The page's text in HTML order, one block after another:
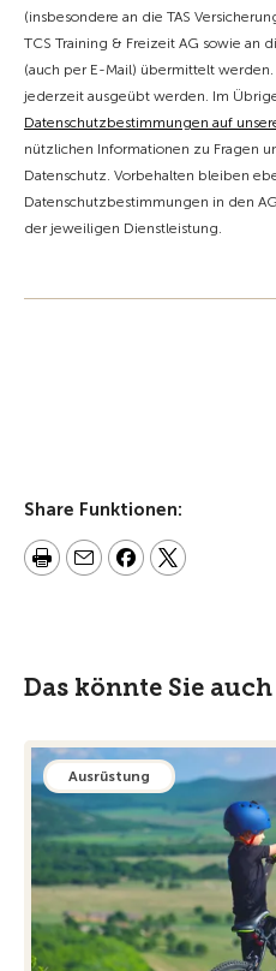
(insbesondere an die TAS
TCS Training & Freizeit AG sowie an
(auch per E-Mail) übermittelt werden.
jederzeit ausgeübt werden. Im
Datenschutzbestimmungen auf
nützlichen Informationen zu Fragen
Datenschutz. Vorbehalten bleiben
Datenschutzbestimmungen in den
der jeweiligen Dienstleistung.
Share Funktionen:
Das könnte Sie
Ausrüstung